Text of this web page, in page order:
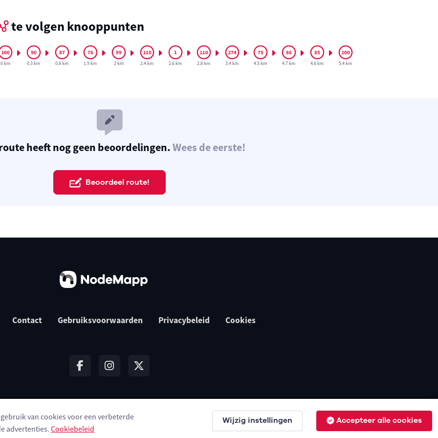
te volgen knooppunten
0 km 0.3 km 0.8 km 1.9 km 2 km 2.4 km 2.6 km 2.8 km 3.4 km 4.5 km 4.7 km 4.8 km 5.4 km
heeft nog geen beoordelingen.Wees de eerste!
Beoordeel route!
Contact Gebruiksvoorwaarden Privacybeleid Cookies
© 2026 NodeMapp BV
van cookies voor een verbeterde
advertenties. Cookiebeleid
Wijzig instellingen Accepteer alle cookies